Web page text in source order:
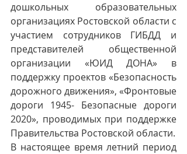
дошкольных образовательных
организациях Ростовской области с
участием сотрудников ГИБДД и
представителей общественной
организации «ЮИД ДОНА» в
поддержку проектов «Безопасность
дорожного движения», «Фронтовые
дороги 1945- Безопасные дороги
2020», проводимых при поддержке
В настоящее время летний период